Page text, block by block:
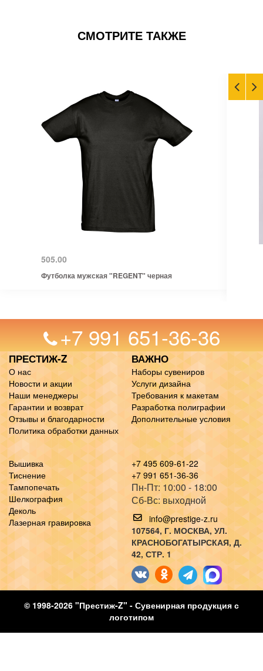
СМОТРИТЕ ТАКЖЕ
505.00
Футболка мужская "REGENT" черная
+7 991 651-36-36
ПРЕСТИЖ-Z
О нас
Новости и акции
Наши менеджеры
Гарантии и возврат
Отзывы и благодарности
Политика обработки данных
ВАЖНО
Наборы сувениров
Услуги дизайна
Требования к макетам
Разработка полиграфии
Дополнительные условия
Вышивка
Тиснение
Тампопечать
Шелкография
Деколь
Лазерная гравировка
+7 495 609-61-22
+7 991 651-36-36
Пн-Пт: 10:00 - 18:00
Сб-Вс: выходной
info@prestige-z.ru
107564, Г. МОСКВА, УЛ.
КРАСНОБОГАТЫРСКАЯ, Д.
42, СТР. 1
© 1998-2026 "Престиж-Z" - Сувенирная продукция с
логотипом